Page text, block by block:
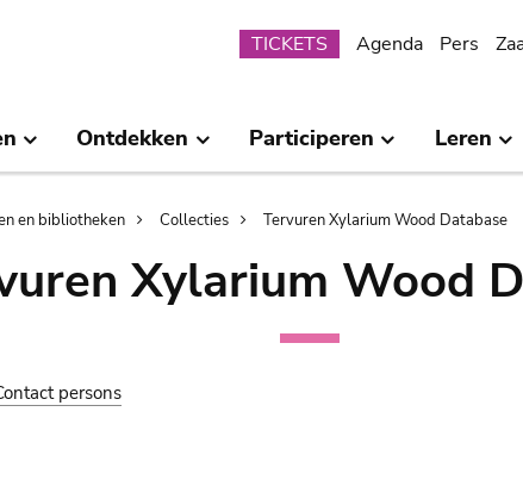
Submenu
TICKETS Agenda Pers
Ontdekken Participeren Leren
en bibliotheken Collecties Tervuren Xylarium Wood Database
Xylarium Wood
persons